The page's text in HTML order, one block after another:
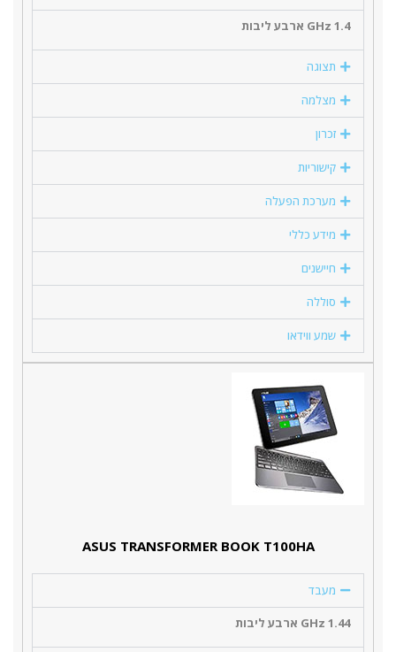
1.4 GHz ארבע ליבות
תצוגה
מצלמה
זכרון
קישוריות
מערכת הפעלה
מידע כללי
חיישנים
סוללה
שמע ווידאו
ASUS TRANSFORMER BOOK T100HA
מעבד
1.44 GHz ארבע ליבות